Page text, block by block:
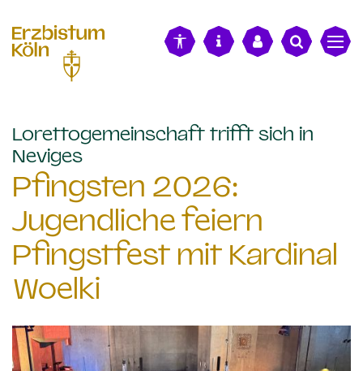
Lorettogemeinschaft trifft sich in
Neviges:
Pfingsten 2026:
Jugendliche feiern
Pfingstfest mit Kardinal
Woelki